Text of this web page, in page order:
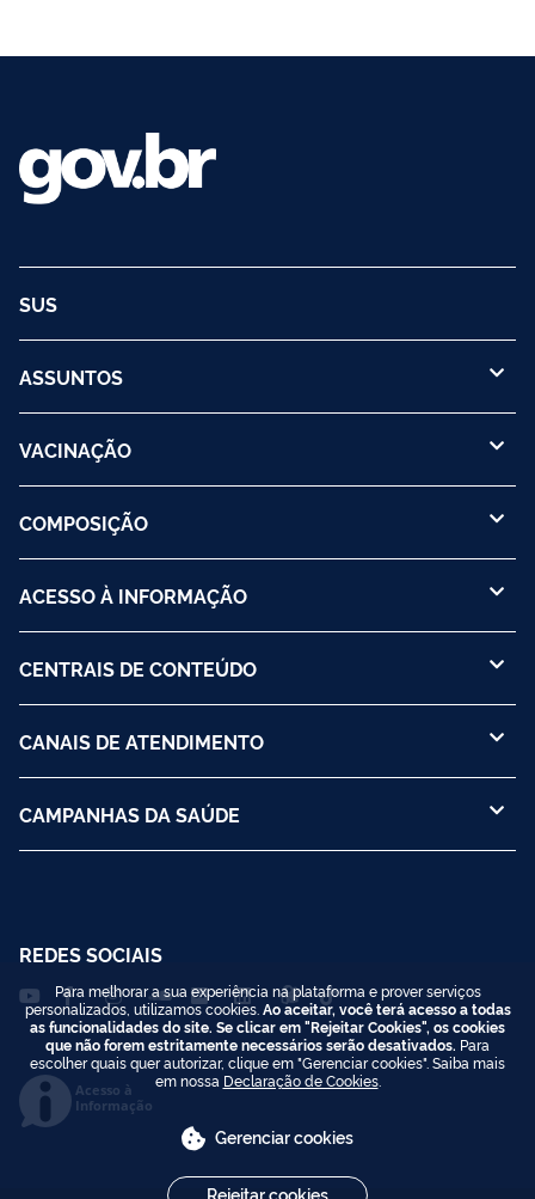
SUS
ASSUNTOS
VACINAÇÃO
COMPOSIÇÃO
ACESSO À INFORMAÇÃO
CENTRAIS DE CONTEÚDO
CANAIS DE ATENDIMENTO
CAMPANHAS DA SAÚDE
REDES SOCIAIS
Acesso à
Informação
Para melhorar a sua experiência na plataforma e prover serviços
personalizados, utilizamos cookies. Ao aceitar, você terá acesso a todas
as funcionalidades do site. Se clicar em "Rejeitar Cookies", os cookies
que não forem estritamente necessários serão desativados. Para
escolher quais quer autorizar, clique em "Gerenciar cookies". Saiba mais
em nossa Declaração de Cookies.
Gerenciar cookies
Rejeitar cookies